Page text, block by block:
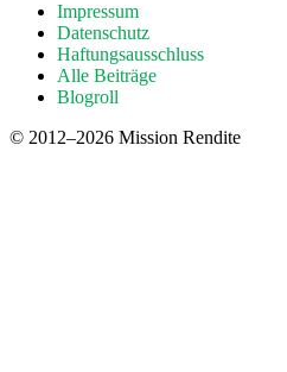
Impressum
Datenschutz
Haftungsausschluss
Alle Beiträge
Blogroll
© 2012–2026 Mission Rendite